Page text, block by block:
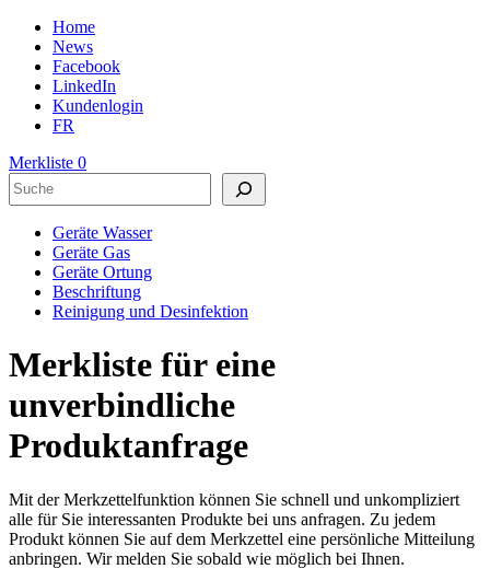
Home
News
Facebook
LinkedIn
Kundenlogin
FR
Merkliste 0
Suchen
Geräte Wasser
Geräte Gas
Geräte Ortung
Beschriftung
Reinigung und Desinfektion
Merkliste für eine
unverbindliche
Produktanfrage
Mit der Merkzettelfunktion können Sie schnell und unkompliziert
alle für Sie interessanten Produkte bei uns anfragen. Zu jedem
Produkt können Sie auf dem Merkzettel eine persönliche Mitteilung
anbringen. Wir melden Sie sobald wie möglich bei Ihnen.